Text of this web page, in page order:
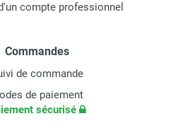
compte professionnel
Commandes
de commande
de paiement
sécurisé